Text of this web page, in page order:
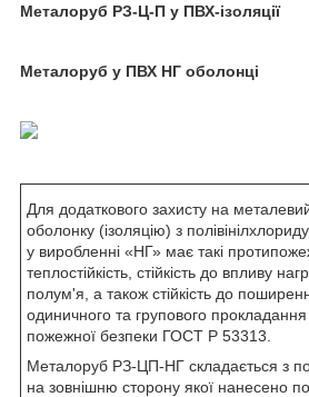
Металоруб РЗ-Ц-П у ПВХ-ізоляції
Металоруб у ПВХ НГ оболонці
Для додаткового захисту на
оболонку (ізоляцію) з
у виробленні «НГ» має такі
теплостійкість, стійкість до впливу
полум'я, а також стійкість до
одиничного та групового
пожежної безпеки ГОСТ Р 53313.
Металоруб РЗ-ЦП-НГ складається з
на зовнішню сторону якої нанесено